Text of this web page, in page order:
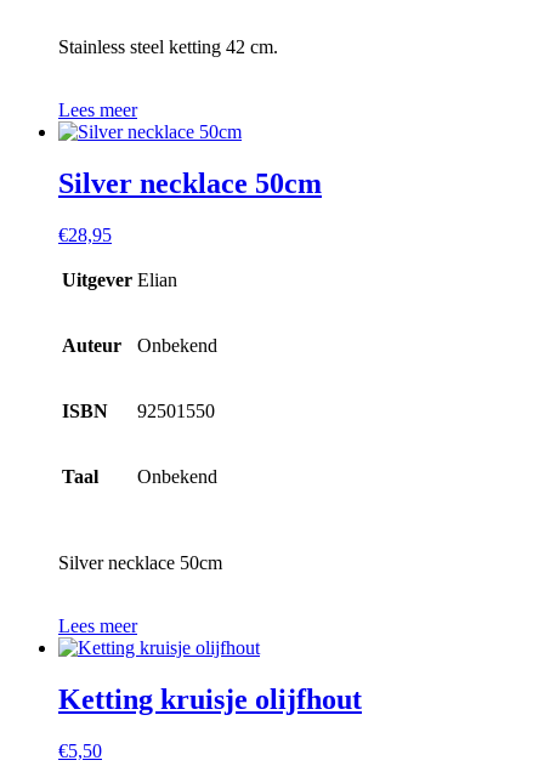
Stainless steel ketting 42 cm.
Lees meer
Silver necklace 50cm
€28,95
Uitgever Elian
Auteur Onbekend
ISBN 92501550
Taal Onbekend
Silver necklace 50cm
Lees meer
Ketting kruisje olijfhout
€5,50